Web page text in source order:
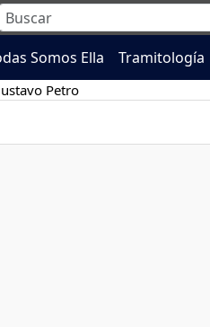
Somos Ella Tramitología
Petro